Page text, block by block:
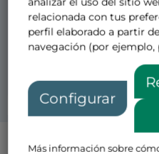
Revistas
Otros
relacionada con tus
perfil elaborado a partir
navegación (por ejemplo,
Configurar
Más información sobre